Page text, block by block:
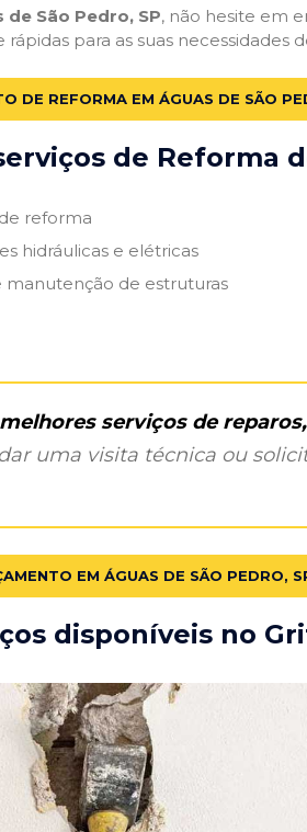
São Pedro, SP, não hesite em
para as suas necessidades
DE REFORMA EM ÁGUAS DE SÃO
de Reforma
reforma
hidráulicas e elétricas
manutenção de estruturas
serviços de
uma visita técnica ou
EM ÁGUAS DE SÃO PEDRO,
disponíveis no